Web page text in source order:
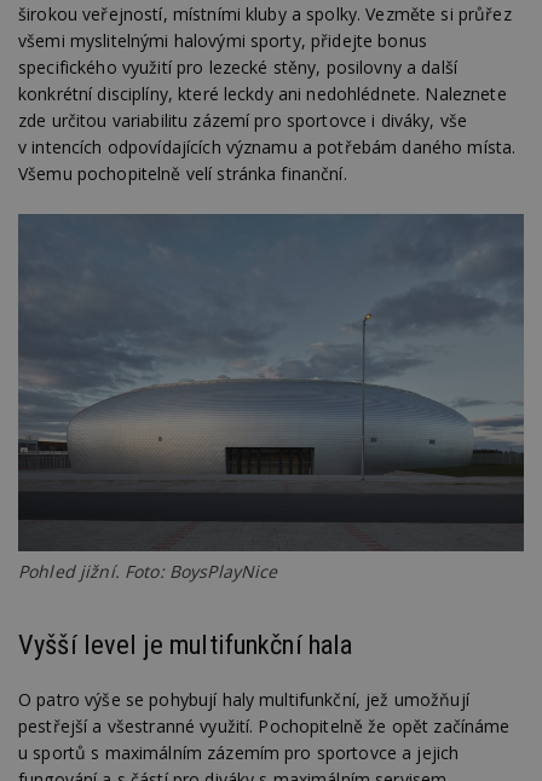
širokou veřejností, místními kluby a spolky. Vezměte si průřez
všemi myslitelnými halovými sporty, přidejte bonus
specifického využití pro lezecké stěny, posilovny a další
konkrétní disciplíny, které leckdy ani nedohlédnete. Naleznete
zde určitou variabilitu zázemí pro sportovce i diváky, vše
v intencích odpovídajících významu a potřebám daného místa.
Všemu pochopitelně velí stránka finanční.
Pohled jižní. Foto: BoysPlayNice
Vyšší level je multifunkční hala
O patro výše se pohybují haly multifunkční, jež umožňují
pestřejší a všestranné využití. Pochopitelně že opět začínáme
u sportů s maximálním zázemím pro sportovce a jejich